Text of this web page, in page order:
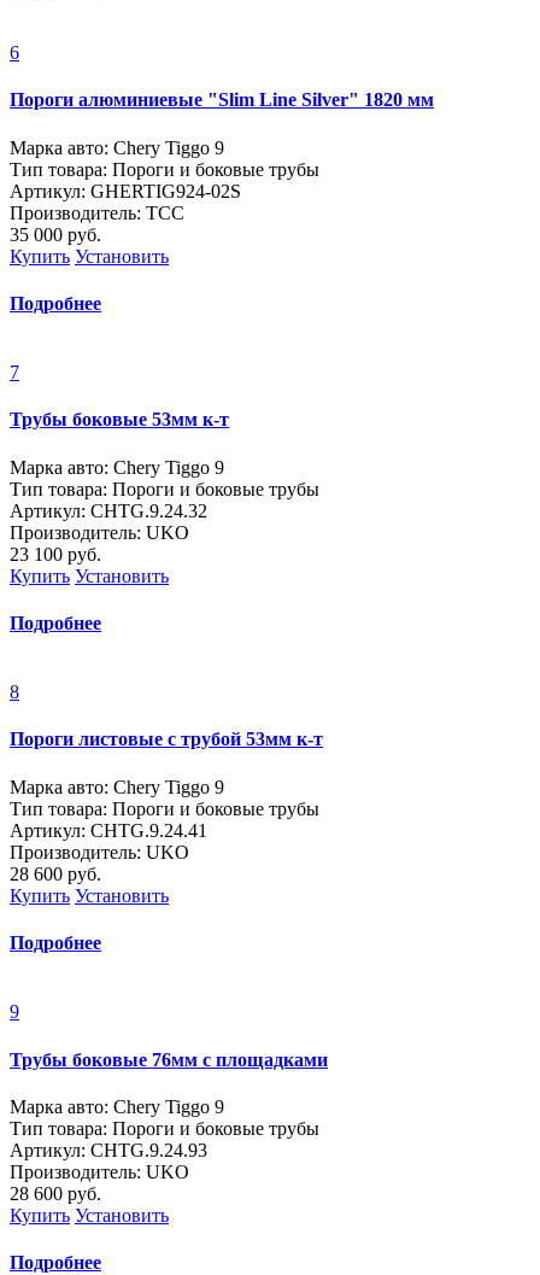
6
Пороги алюминиевые "Slim Line Silver" 1820 мм
Марка авто: Chery Tiggo 9
Тип товара: Пороги и боковые трубы
Артикул: GHERTIG924-02S
Производитель: ТСС
35 000 руб.
Купить Установить
Подробнее
7
Трубы боковые 53мм к-т
Марка авто: Chery Tiggo 9
Тип товара: Пороги и боковые трубы
Артикул: CHTG.9.24.32
Производитель: UKO
23 100 руб.
Купить Установить
Подробнее
8
Пороги листовые с трубой 53мм к-т
Марка авто: Chery Tiggo 9
Тип товара: Пороги и боковые трубы
Артикул: CHTG.9.24.41
Производитель: UKO
28 600 руб.
Купить Установить
Подробнее
9
Трубы боковые 76мм с площадками
Марка авто: Chery Tiggo 9
Тип товара: Пороги и боковые трубы
Артикул: CHTG.9.24.93
Производитель: UKO
28 600 руб.
Купить Установить
Подробнее